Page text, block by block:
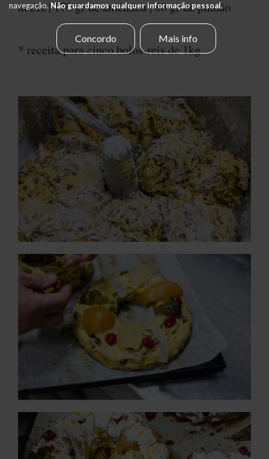
nozes | 170 gr de amêndoa | 80 gr de pinhão
* receita para cinco bolos-reis de 1kg
navegação.Não guardamos qualquer informação pessoal.
Concordo Mais info